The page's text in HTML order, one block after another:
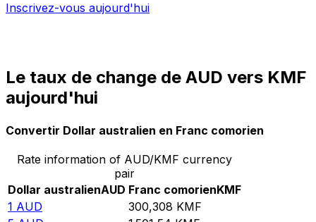
Inscrivez-vous aujourd'hui
Le taux de change de AUD vers KMF
aujourd'hui
Convertir Dollar australien en Franc comorien
Rate information of AUD/KMF currency
pair
Dollar australienAUD Franc comorienKMF
1 AUD 300,308 KMF